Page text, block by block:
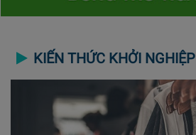
KIẾN THỨC KHỞI NGHIỆP